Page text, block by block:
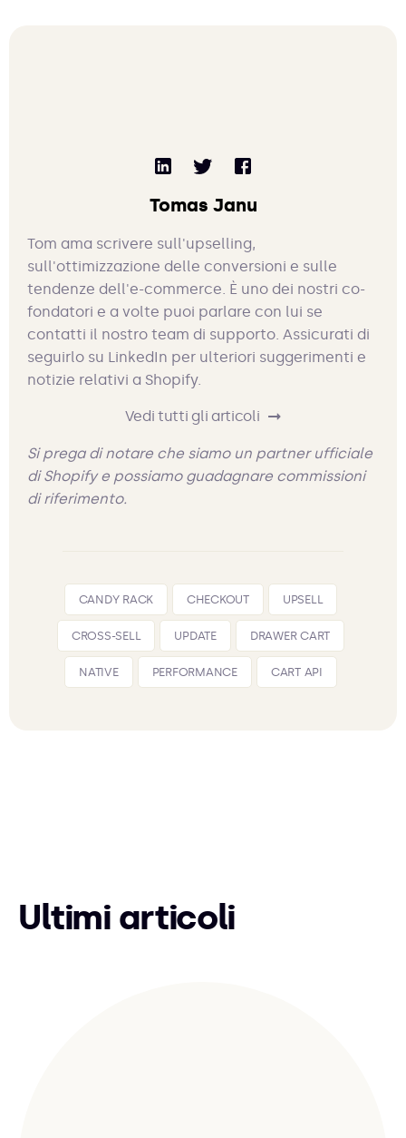
Tomas Janu
Tom ama scrivere sull'upselling,
sull'ottimizzazione delle conversioni e sulle
tendenze dell'e-commerce. È uno dei nostri co-
fondatori e a volte puoi parlare con lui se
contatti il nostro team di supporto. Assicurati di
seguirlo su LinkedIn per ulteriori suggerimenti e
notizie relativi a Shopify.
Vedi tutti gli articoli
Si prega di notare che siamo un partner ufficiale
di Shopify e possiamo guadagnare commissioni
di riferimento.
CANDY RACK CHECKOUT UPSELL
CROSS-SELL UPDATE DRAWER CART
NATIVE PERFORMANCE CART API
Ultimi articoli